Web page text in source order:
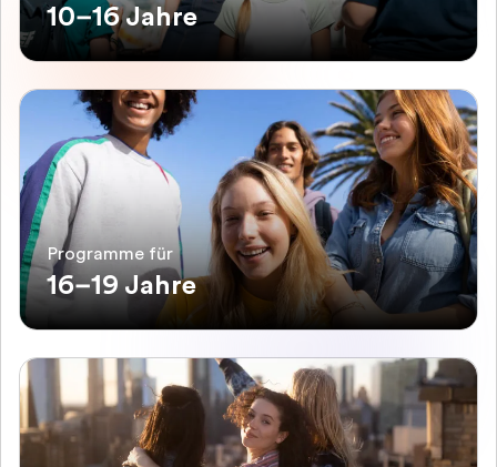
10–16 Jahre
Programme für
16–19 Jahre